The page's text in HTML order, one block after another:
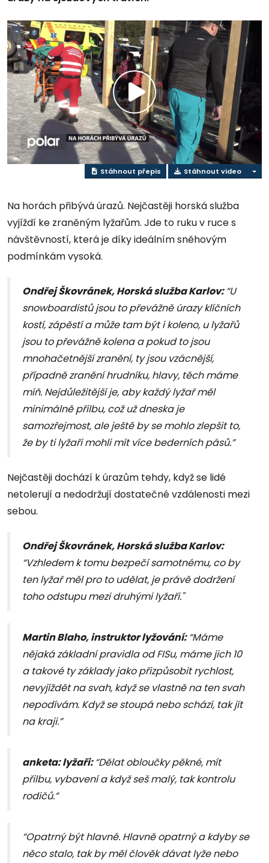
Přehrát
video
Stáhnout přepis Stáhnout video
Na horách přibývá úrazů. Nejčastěji horská služba
vyjíždí ke zraněným lyžařům. Jde to ruku v ruce s
návštěvností, která je díky ideálním sněhovým
podmínkám vysoká.
Ondřej Škovránek, Horská služba Karlov:“U
snowboardistů jsou to převážně úrazy klíčních
kostí, zápěstí a může tam být i koleno, u lyžařů
jsou to převážně kolena a pokud to jsou
mnohačetnější zranění, ty jsou vzácnější,
případně zranění hrudníku, hlavy, těch máme
míň. Nejdůležitější je, aby každý lyžař měl
minimálně přilbu, což už dneska je
samozřejmost, ale ještě by se mohlo zlepšit to,
že by ti lyžaři mohli mít více bederních pásů.”
Nejčastěji dochází k úrazům tehdy, když se lidé
netolerují a nedodržují dostatečné vzdálenosti mezi
sebou.
Ondřej Škovránek, Horská služba Karlov:
“Vzhledem k tomu bezpečí samotnému, co by
ten lyžař měl pro to udělat, je právě dodržení
toho odstupu mezi druhými lyžaři."
Martin Blaho, instruktor lyžování:“Máme
nějaká základní pravidla od FISu, máme jich 10
a takové ty základy jako přizpůsobit rychlost,
nevyjíždět na svah, když se vlastně na ten svah
nepodívám. Když se stoupá nebo schází, tak jít
na kraji.”
anketa: lyžaři:“Dělat obloučky pěkné, mít
přilbu, vybavení a když seš malý, tak kontrolu
rodičů.”
“Opatrný být hlavně. Hlavně opatrný a kdyby se
něco stalo, tak by měl člověk dávat lyže nebo